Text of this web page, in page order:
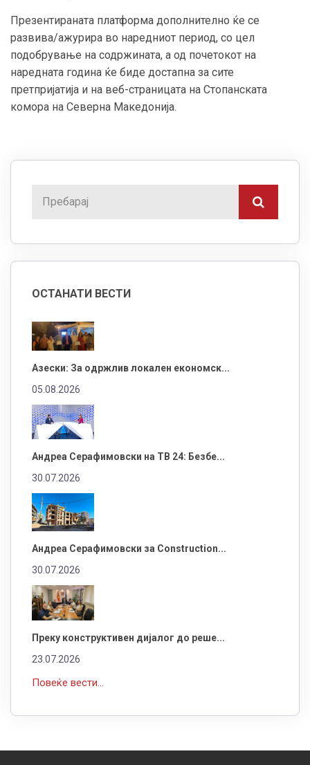
Презентираната платформа дополнително ќе се
развива/ажурира во наредниот период, со цел
подобрување на содржината, а од почетокот на
наредната година ќе биде достапна за сите
претпријатија и на веб-страницата на Стопанската
комора на Северна Македонија.
ОСТАНАТИ ВЕСТИ
Азески: За одржлив локален економск...
05.08.2026
Андреа Серафимовски на ТВ 24: Безбе...
30.07.2026
Андреа Серафимовски за Construction...
30.07.2026
Преку конструктивен дијалог до реше...
23.07.2026
Повеќе вести...